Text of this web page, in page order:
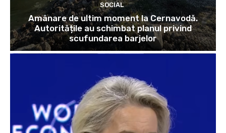
SOCIAL
Amânare de ultim moment la Cernavodă.
Autoritățile au schimbat planul privind
scufundarea barjelor